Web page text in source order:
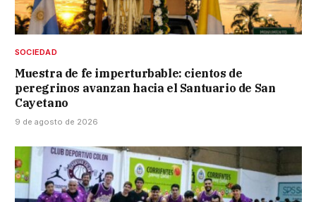
SOCIEDAD
Muestra de fe imperturbable: cientos de
peregrinos avanzan hacia el Santuario de San
Cayetano
9 de agosto de 2026